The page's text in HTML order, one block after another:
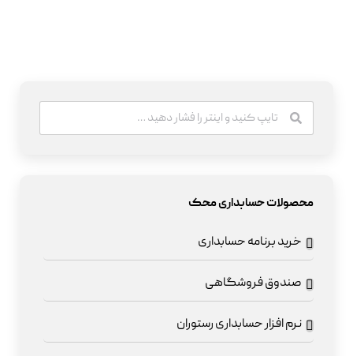
محصولات حسابداری محک
خرید برنامه حسابداری
صندوق فروشگاهی
نرم افزار حسابداری رستوران